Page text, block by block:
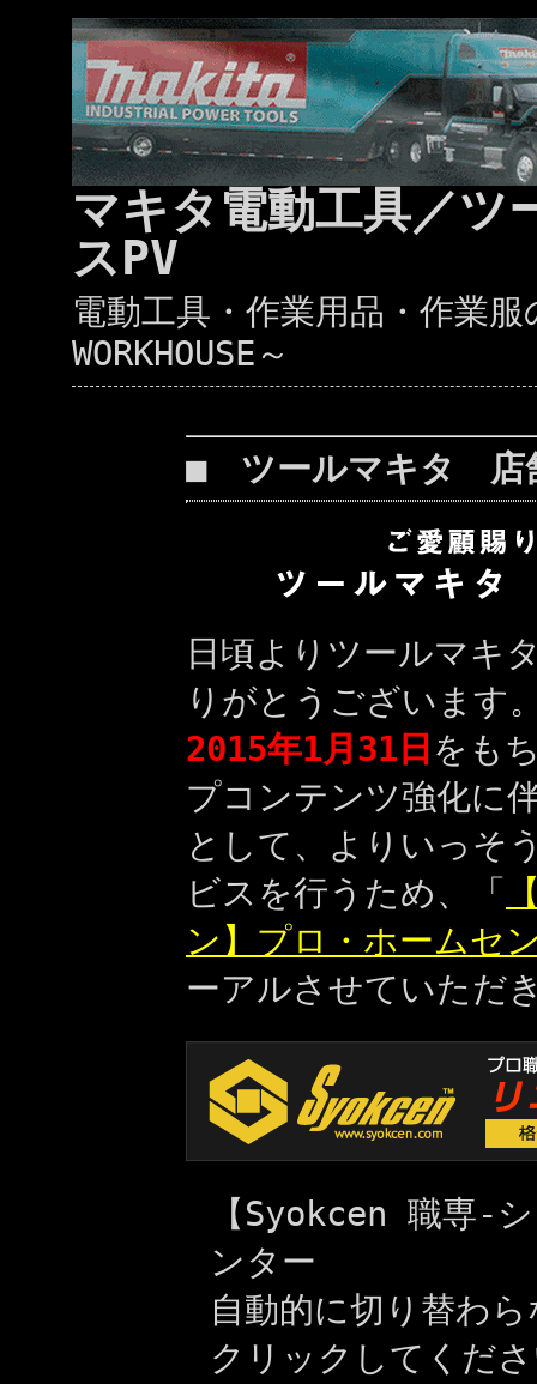
マキタ電動工具／
スPV
電動工具・作業用品・作
WORKHOUSE～
■ ツールマキタ 店
日頃よりツールマキ
りがとうございます
2015年1月31日 をも
プコンテンツ強化に
として、よりいっそ
ビスを行うため、「
ン】プロ・ホームセ
ーアルさせていただ
【Syokcen 職専-
ンター
自動的に切り替わ
クリックしてくだ